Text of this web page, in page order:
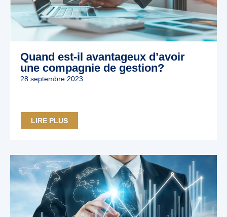
Quand est-il avantageux d’avoir
une compagnie de gestion?
28 septembre 2023
LIRE PLUS